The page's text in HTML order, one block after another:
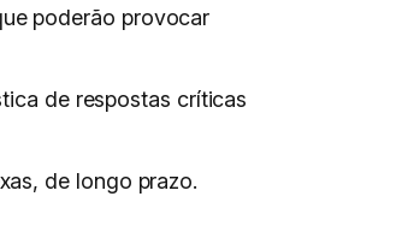
poderão provocar
de respostas críticas
de longo prazo.